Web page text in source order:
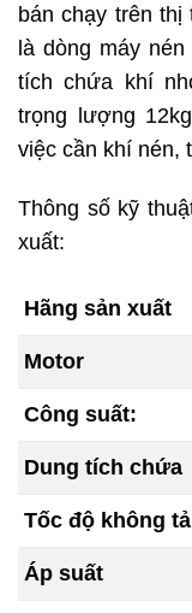
bán chạy trên
là dòng máy
tích chứa khí
trọng lượng
việc cần khí nén,
Thông số kỹ
xuất:
Hãng sản xuất
Motor
Công suất:
Dung tích chứa
Tốc độ
Áp suất